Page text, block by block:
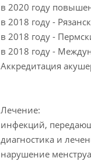
в 2020 году
в 2018 году -
в 2018 году -
в 2018 году -
Аккредитация
Лечение:
инфекций,
диагностика и
нарушение